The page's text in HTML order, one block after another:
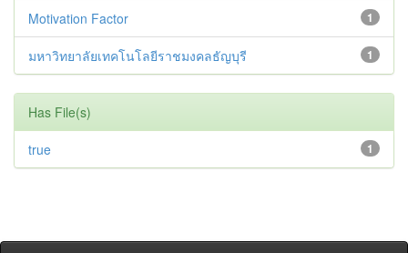
1
Motivation Factor
1
มหาวิทยาลัยเทคโนโลยีราชมงคลธัญบุรี
Has File(s)
1
true